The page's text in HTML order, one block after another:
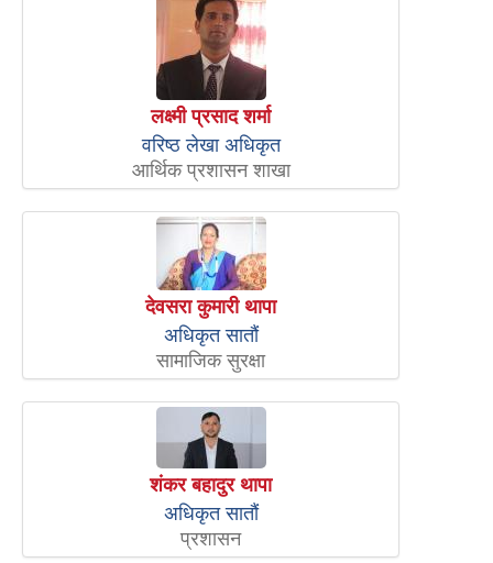
लक्ष्मी प्रसाद शर्मा
वरिष्ठ लेखा अधिकृत
आर्थिक प्रशासन शाखा
देवसरा कुमारी थापा
अधिकृत सातौं
सामाजिक सुरक्षा
शंकर बहादुर थापा
अधिकृत सातौं
प्रशासन